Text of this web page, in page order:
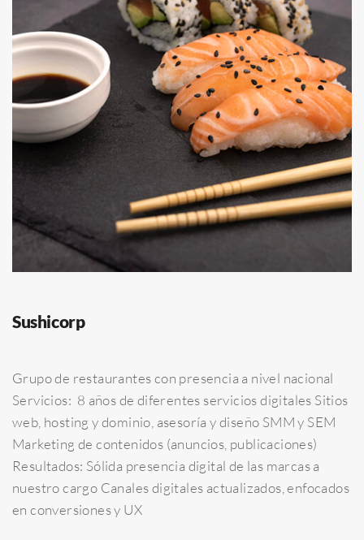
Sushicorp
Grupo de restaurantes con presencia a nivel nacional
Servicios: 8 años de diferentes servicios digitales Sitios
web, hosting y dominio, asesoría y diseño SMM y SEM
Marketing de contenidos (anuncios, publicaciones)
Resultados: Sólida presencia digital de las marcas a
nuestro cargo Canales digitales actualizados, enfocados
en conversiones y UX